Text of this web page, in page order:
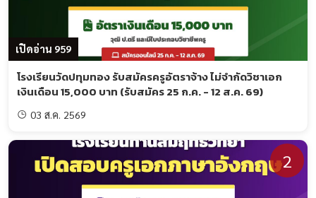
รายละเอียดประกาศฉบับเต็ม
ดูรายละเอียดและดาวน์โหลดประกาศ
คำค้นหายอดนิยม:ครูอัตราจ้าง, สอบครู, โรงเรียนบ้านเมืองจัง, ครูผู้
สอน, ทุกสาขาวิชาเอก, ปริญญาตรีทุกสาขา, หางานครู, ครูวันดี
เปิดอ่าน 959
โรงเรียนวัดปทุมทอง รับสมัครครูอัตราจ้าง ไม่จำกัดวิชาเอก
เงินเดือน 15,000 บาท (รับสมัคร 25 ก.ค. - 12 ส.ค. 69)
03 ส.ค. 2569
2